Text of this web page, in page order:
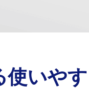
使いや